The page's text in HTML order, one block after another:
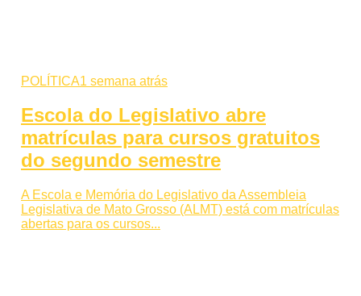
POLÍTICA1 semana atrás
Escola do Legislativo abre
matrículas para cursos gratuitos
do segundo semestre
A Escola e Memória do Legislativo da Assembleia
Legislativa de Mato Grosso (ALMT) está com matrículas
abertas para os cursos...